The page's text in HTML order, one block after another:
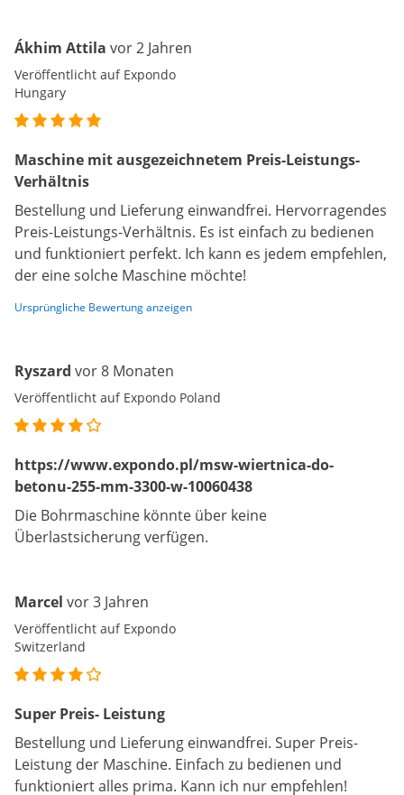
Ákhim Attila vor 2 Jahren
Veröffentlicht auf Expondo
Hungary
Maschine mit ausgezeichnetem Preis-Leistungs-
Verhältnis
Bestellung und Lieferung einwandfrei. Hervorragendes
Preis-Leistungs-Verhältnis. Es ist einfach zu bedienen
und funktioniert perfekt. Ich kann es jedem empfehlen,
der eine solche Maschine möchte!
Ursprüngliche Bewertung anzeigen
Ryszard vor 8 Monaten
Veröffentlicht auf Expondo Poland
https://www.expondo.pl/msw-wiertnica-do-
betonu-255-mm-3300-w-10060438
Die Bohrmaschine könnte über keine
Überlastsicherung verfügen.
Marcel vor 3 Jahren
Veröffentlicht auf Expondo
Switzerland
Super Preis- Leistung
Bestellung und Lieferung einwandfrei. Super Preis-
Leistung der Maschine. Einfach zu bedienen und
funktioniert alles prima. Kann ich nur empfehlen!